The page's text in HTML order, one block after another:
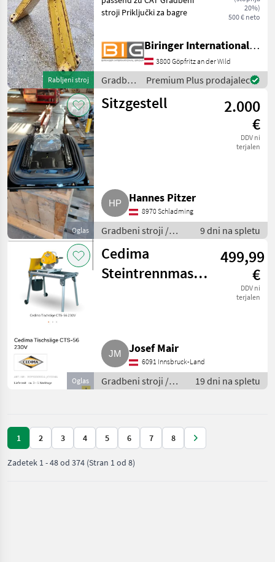
Rabljeni stroj
20%)
500 € neto
stroji Priključki za bagre
Biringer International GmbH
3800 Göpfritz an der Wild
Gradbeni
stroji /
CAT
Premium Plus prodajalec
Oglas
Sitzgestell
2.000
€
DDV ni
terjalen
Hannes Pitzer
8970 Schladming
Gradbeni stroji /
Bager goseničar
9 dni na spletu
Oglas
Cedima
Steintrennmaschine
499,99
€
DDV ni
terjalen
Josef Mair
6091 Innsbruck-Land
Gradbeni stroji /
Drugi gradbeni
19 dni na spletu
1 2 3 4 5 6 7 8
Zadetek 1-48od 374 (Stran 1 od 8)